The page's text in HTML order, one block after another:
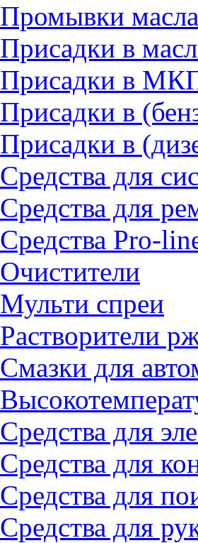
масла
в
в
в
в
для
для
Средства Pro-
Очистители
Мульти спреи
Растворители
Смазки для
Средства для
Средства для
Средства для
Средства для